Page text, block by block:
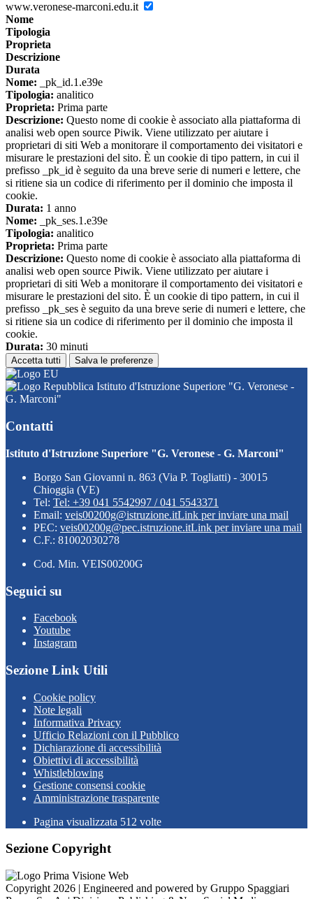
www.veronese-marconi.edu.it
Nome
Tipologia
Proprieta
Descrizione
Durata
Nome: _pk_id.1.e39e
Tipologia: analitico
Proprieta: Prima parte
Descrizione: Questo nome di cookie è associato alla piattaforma di
analisi web open source Piwik. Viene utilizzato per aiutare i
proprietari di siti Web a monitorare il comportamento dei visitatori e
misurare le prestazioni del sito. È un cookie di tipo pattern, in cui il
prefisso _pk_id è seguito da una breve serie di numeri e lettere, che
si ritiene sia un codice di riferimento per il dominio che imposta il
cookie.
Durata: 1 anno
Nome: _pk_ses.1.e39e
Tipologia: analitico
Proprieta: Prima parte
Descrizione: Questo nome di cookie è associato alla piattaforma di
analisi web open source Piwik. Viene utilizzato per aiutare i
proprietari di siti Web a monitorare il comportamento dei visitatori e
misurare le prestazioni del sito. È un cookie di tipo pattern, in cui il
prefisso _pk_ses è seguito da una breve serie di numeri e lettere, che
si ritiene sia un codice di riferimento per il dominio che imposta il
cookie.
Durata: 30 minuti
Accetta tutti Salva le preferenze
Istituto d'Istruzione Superiore "G. Veronese -
G. Marconi"
Contatti
Istituto d'Istruzione Superiore "G. Veronese - G. Marconi"
Borgo San Giovanni n. 863 (Via P. Togliatti) - 30015
Chioggia (VE)
Tel: Tel: +39 041 5542997 / 041 5543371
Email: veis00200g@istruzione.itLink per inviare una mail
PEC: veis00200g@pec.istruzione.itLink per inviare una mail
C.F.: 81002030278
Cod. Min. VEIS00200G
Seguici su
Facebook
Youtube
Instagram
Sezione Link Utili
Cookie policy
Note legali
Informativa Privacy
Ufficio Relazioni con il Pubblico
Dichiarazione di accessibilità
Obiettivi di accessibilità
Whistleblowing
Gestione consensi cookie
Amministrazione trasparente
Pagina visualizzata 512 volte
Sezione Copyright
Copyright 2026 | Engineered and powered by Gruppo Spaggiari